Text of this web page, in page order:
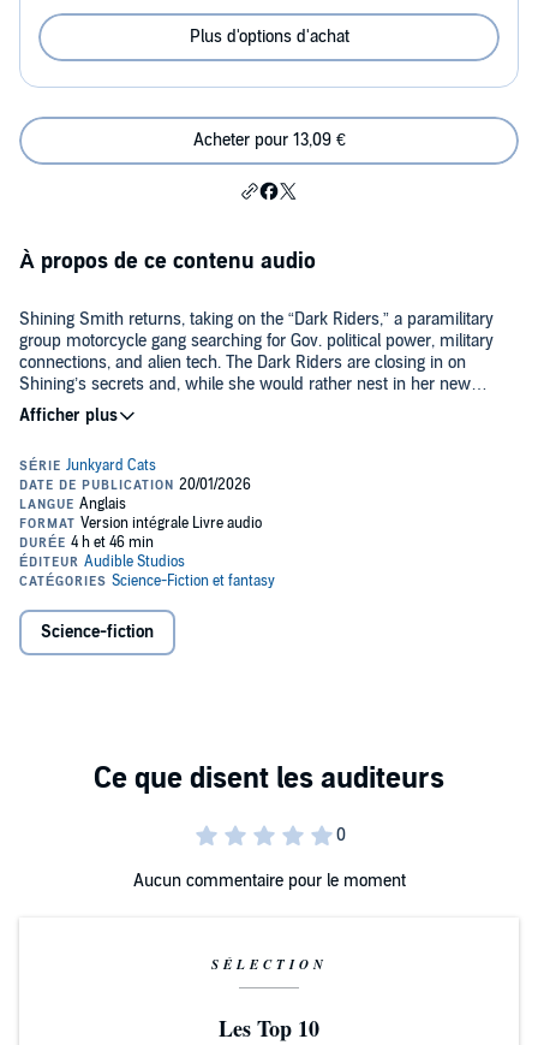
Plus d'options d'achat
Acheter pour 13,09 €
À propos de ce contenu audio
Shining Smith returns, taking on the “Dark Riders,” a paramilitary
group motorcycle gang searching for Gov. political power, military
connections, and alien tech. The Dark Riders are closing in on
Shining’s secrets and, while she would rather nest in her new
roadhouse, Shining must protect her own, once again taking the
battle to the enemy.
spaceship, has its own agenda buried in the ship’s code and choses
this time to implement it. There is nothing Shining can do to stop it,
except what she does best–plot an offensive, get her people in
place, and hope Jolene can outsmart the virtual alter ego.
But the cataclysmic snow storm crashing in with all the power and
subtlety of Mateo in his WarBot suit could be the end of them all.
©2026 Faith Hunter (P)2025 Audible, Inc.
Science-fiction
Aucun commentaire pour le moment
SÉLECTION
Les Top 10